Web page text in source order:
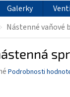
Galerky
Nástenné vaňové
Podrobnosti